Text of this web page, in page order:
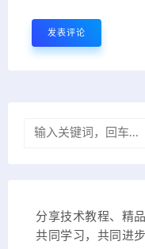
分享技术教程、精
共同学习，共同进